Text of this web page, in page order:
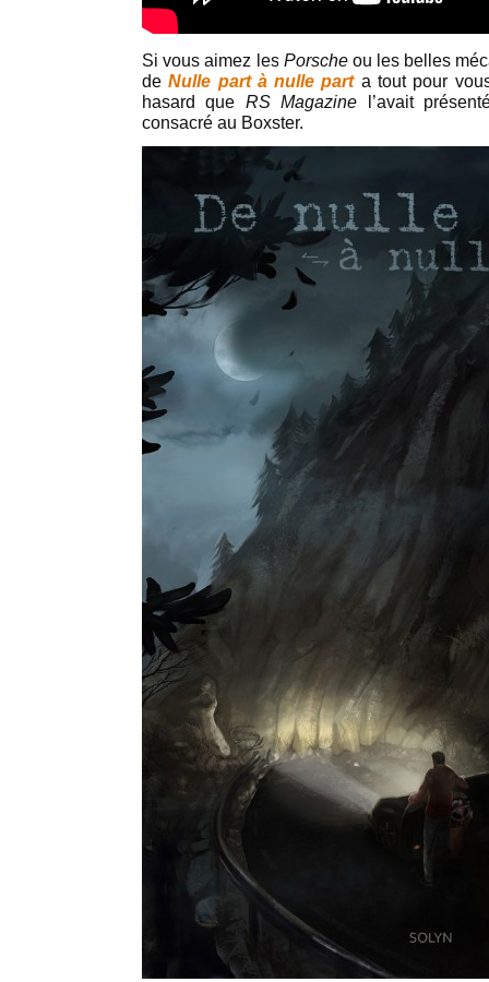
Si vous aimez les Porsche ou les belles
deNulle part à nulle parta tout pour
hasard que RS Magazine l’avait
consacré au Boxster.